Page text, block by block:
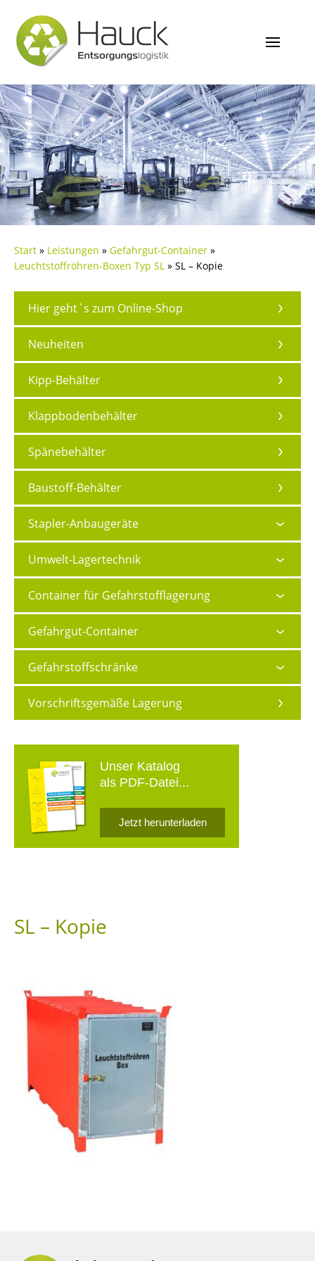
Start » Leistungen » Gefahrgut-Container »
Leuchtstoffröhren-Boxen Typ SL » SL – Kopie
Hier geht`s zum Online-Shop
Neuheiten
Kipp-Behälter
Klappbodenbehälter
Spänebehälter
Baustoff-Behälter
Stapler-Anbaugeräte
Umwelt-Lagertechnik
Container für Gefahrstofflagerung
Gefahrgut-Container
Gefahrstoffschränke
Vorschriftsgemäße Lagerung
Unser Katalog
als PDF-Datei...
Jetzt herunterladen
SL – Kopie